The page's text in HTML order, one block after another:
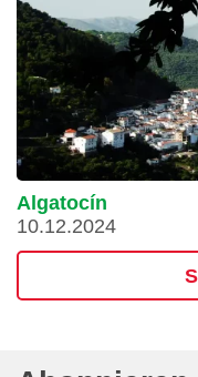
Algatocín
10.12.2024